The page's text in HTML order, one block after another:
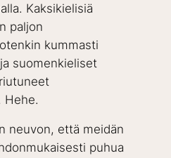
Kaksikielisiä
paljon
kummasti
suomenkieliset
Hehe.
neuvon, että meidän
puhua